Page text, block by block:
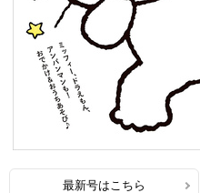
最新号はこちら